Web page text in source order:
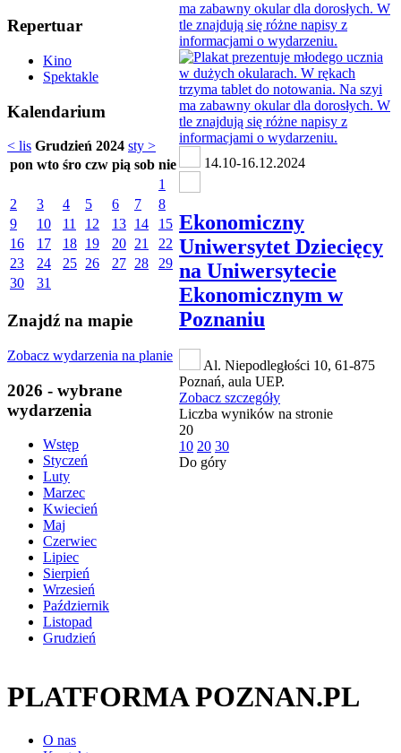
Repertuar
Kino
Spektakle
Kalendarium
< lis Grudzień 2024 sty >
pon wto śro czw pią sob nie
1
2
3 4 5 6 7
8
9
10 11 12 13 14
15
16
17 18 19 20 21
22
23
24 25 26 27 28
29
30
31
Znajdź na mapie
Zobacz wydarzenia na planie
2026 - wybrane
wydarzenia
Wstęp
Styczeń
Luty
Marzec
Kwiecień
Maj
Czerwiec
Lipiec
Sierpień
Wrzesień
Październik
Listopad
Grudzień
14.10-16.12.2024
Ekonomiczny
Uniwersytet Dziecięcy
na Uniwersytecie
Ekonomicznym w
Poznaniu
Al. Niepodległości 10, 61-875
Poznań, aula UEP.
Zobacz szczegóły
Liczba wyników na stronie
20
10 20 30
Do góry
PLATFORMA POZNAN.PL
O nas